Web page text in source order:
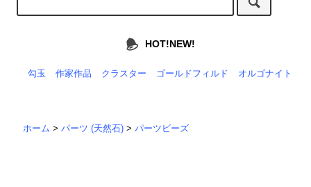
HOT!NEW!
勾玉 作家作品 クラスター ゴールドフィルド オルゴナイト
ホーム >パーツ (天然石) >パーツビーズ